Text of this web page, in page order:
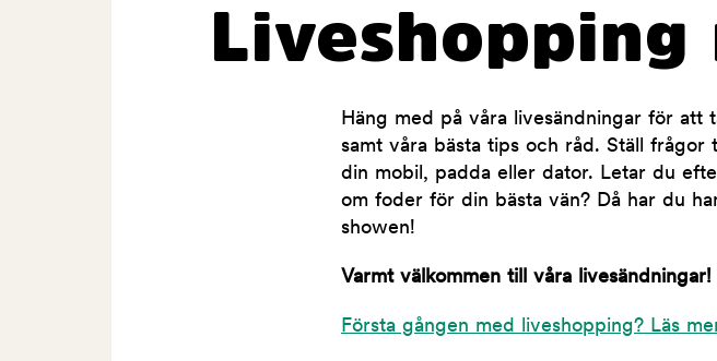
Liveshopping
Häng med på våra livesändningar för att
samt våra bästa tips och råd. Ställ
din mobil, padda eller dator. Letar du
om foder för din bästa vän? Då har du
showen!
Varmt välkommen till våra livesändningar!
Första gången med liveshopping? Läs